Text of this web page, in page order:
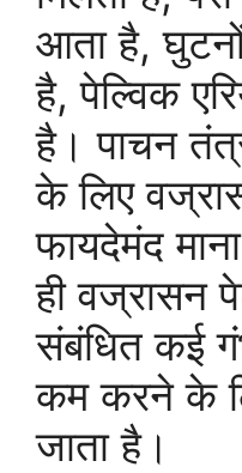
आता है, घुटनों
है, पेल्विक
है। पाचन
के लिए
फायदेमंद
ही वज्रासन
संबंधित कई
कम करने के
जाता है।